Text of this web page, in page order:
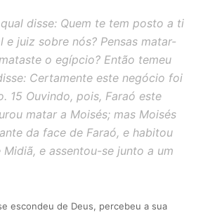
disse: Quem te tem posto a ti
e juiz sobre nós? Pensas matar-
o egípcio? Então temeu
Certamente este negócio foi
15 Ouvindo, pois, Faraó este
matar a Moisés; mas Moisés
da face de Faraó, e habitou
Midiã, e assentou-se junto a um
escondeu de Deus, percebeu a sua